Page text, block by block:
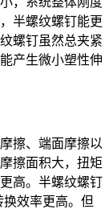
半螺纹螺钉能更
螺钉虽然总夹紧
产生微小塑性伸
擦、端面摩擦以
擦面积大，扭矩
高。半螺纹螺钉
效率更高。但